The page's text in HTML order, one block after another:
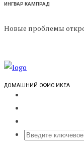
ИНГВАР КАМПРАД
Новые проблемы
ДОМАШНИЙ ОФИС ИКЕА